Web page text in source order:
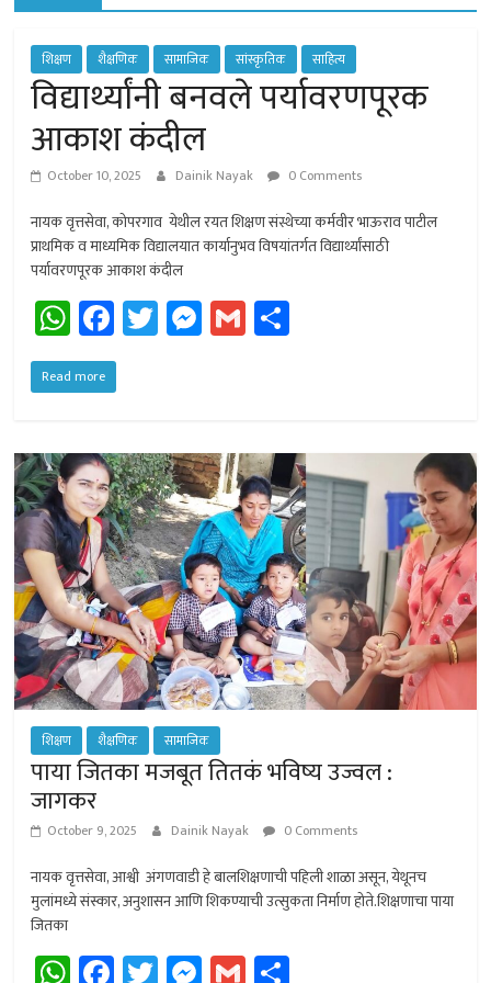
Sangamner
शिक्षण शैक्षणिक सामाजिक सांस्कृतिक साहित्य
विद्यार्थ्यांनी बनवले पर्यावरणपूरक
आकाश कंदील
October 10, 2025 Dainik Nayak 0 Comments
नायक वृत्तसेवा, कोपरगाव येथील रयत शिक्षण संस्थेच्या कर्मवीर भाऊराव पाटील
प्राथमिक व माध्यमिक विद्यालयात कार्यानुभव विषयांतर्गत विद्यार्थ्यांसाठी
पर्यावरणपूरक आकाश कंदील
W
h
at
p
p
Fa
ce
b
ok
T
wi
M
es
ge
r
G
m
Read more
शिक्षण शैक्षणिक सामाजिक
पाया जितका मजबूत तितकं भविष्य उज्वल :
जागकर
October 9, 2025 Dainik Nayak 0 Comments
नायक वृत्तसेवा, आश्वी अंगणवाडी हे बालशिक्षणाची पहिली शाळा असून, येथूनच
मुलांमध्ये संस्कार, अनुशासन आणि शिकण्याची उत्सुकता निर्माण होते.शिक्षणाचा पाया
जितका